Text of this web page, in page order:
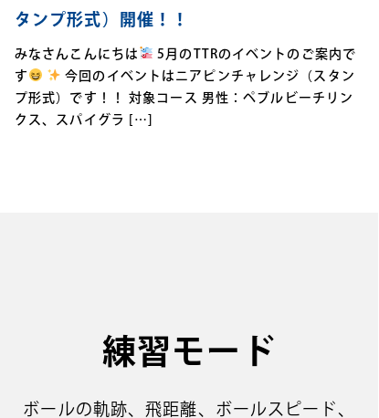
タンプ形式）開催！！
みなさんこんにちは
5月のTTRのイベントのご案内で
す
今回のイベントはニアピンチャレンジ（スタン
プ形式）です！！ 対象コース 男性：ペブルビーチリン
クス、スパイグラ […]
練習モード
ボールの軌跡、⾶距離、ボールスピード、